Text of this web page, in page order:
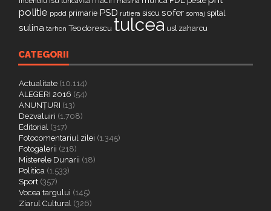
politie ppdd primarie PSD rutiera siscu sofer somaj spital
sulina tarhon Teodorescu tulcea usl zaharcu
CATEGORII
Actualitate (10.114)
ALEGERI 2016 (54)
ANUNȚURI (13)
Dezvaluiri (1.708)
Editorial (317)
Fotocomentariul zilei (1.345)
Fotogalerii (218)
Misterele Dunarii (18)
Politica (1.533)
Sport (357)
Vocea targului (145)
Ziarul Cultural (326)